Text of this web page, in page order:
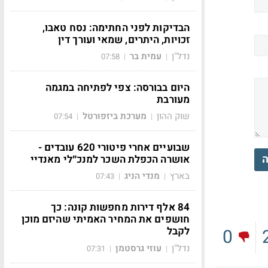
0
הבדיקות לפני החתימה: נסח טאבו,
זכויות, היתרים, שמאי ועורך דין
נדל"ן | עמית בר |
07:58
היום בבורסה: צפי לפתיחה במגמה
מעורבת
שוק ההון | מערכת ביזפורטל |
07:54
שבועיים אחרי פיטורי 620 עובדים -
אושרה הכפלת השכר למנכ״לי מאנדיי
בארץ | מנדי הניג |
07:43
84 אלף דירות מחפשות קונה: כך
חושפים את המחיר האמיתי שהיזם מוכן
לקבל
נדל"ן | עוזי גרסטמן |
07:31